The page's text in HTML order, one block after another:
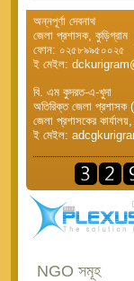
অন্নপূর্ণা দেবনাথ
জেলা প্রশাসক, কুড়িগ্রাম
ফোন: ০২৫৮৯৯৫০০২৫
ই মেইল:
বি. এম কুদরত-এ-খুদা
অতিরিক্ত জেলা প্রশাসক (
জেলা প্রশাসকের
ই মেইল:
NGO সমূহ